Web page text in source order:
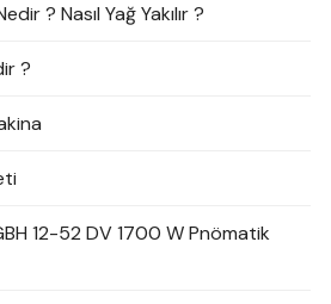
? Nasıl Yağ Yakılır ?
?
12-52 DV 1700 W Pnömatik